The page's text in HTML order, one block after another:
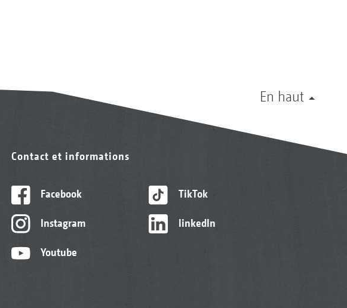
En haut
Contact et informations
Facebook
Instagram
Youtube
TikTok
linkedIn